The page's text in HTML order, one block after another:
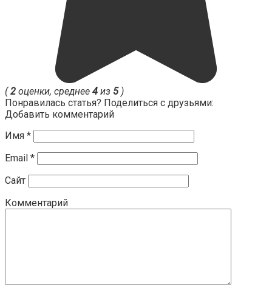
(2 оценки, среднее 4 из 5)
Понравилась статья? Поделиться с друзьями:
Добавить комментарий
Имя *
Email *
Сайт
Комментарий